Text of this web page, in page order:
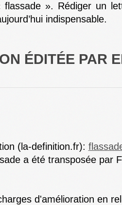
flassade ». Rédiger un
indispensable.
ÉDITÉE PAR
(la-definition.fr):
a été transposée par
d'amélioration en